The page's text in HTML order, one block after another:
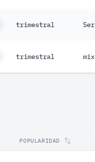
trimestral
trimestral
POPULARIDAD